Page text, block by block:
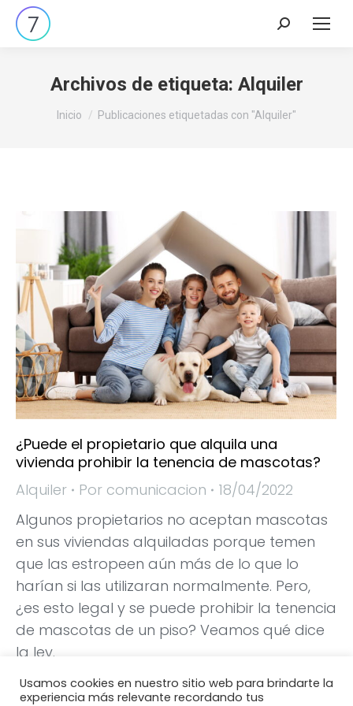
Archivos de etiqueta: Alquiler
Estás aquí:
Inicio Publicaciones etiquetadas con "Alquiler"
¿Puede el propietario que alquila una
vivienda prohibir la tenencia de mascotas?
Alquiler
Por comunicacion
18/04/2022
Algunos propietarios no aceptan mascotas
en sus viviendas alquiladas porque temen
que las estropeen aún más de lo que lo
harían si las utilizaran normalmente. Pero,
¿es esto legal y se puede prohibir la tenencia
de mascotas de un piso? Veamos qué dice
la ley.
Usamos cookies en nuestro sitio web para brindarte la
experiencia más relevante recordando tus